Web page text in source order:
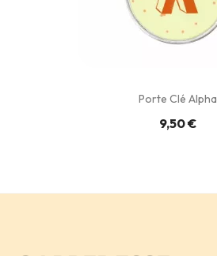
Porte Clé Alpha
9,50 €